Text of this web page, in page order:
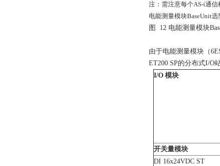
注：需注意每个AS-i通信
电能测量模块BaseUnit选
图
12 电能测量模块
由于电能测量模块（
ET200 SP的分布式I/O
I/O 模块
开关量模块
DI 16x24VDC ST